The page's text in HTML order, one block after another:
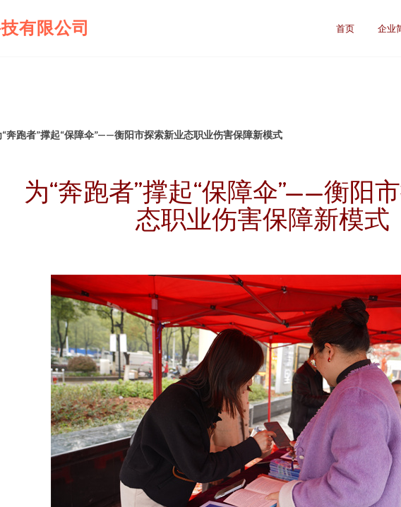
有限公司 首页 企业
“奔跑者”撑起“保障伞”——衡阳市探索新业态职业伤害保障新模式
为“奔跑者”撑起“保障伞”——衡阳
态职业伤害保障新模式